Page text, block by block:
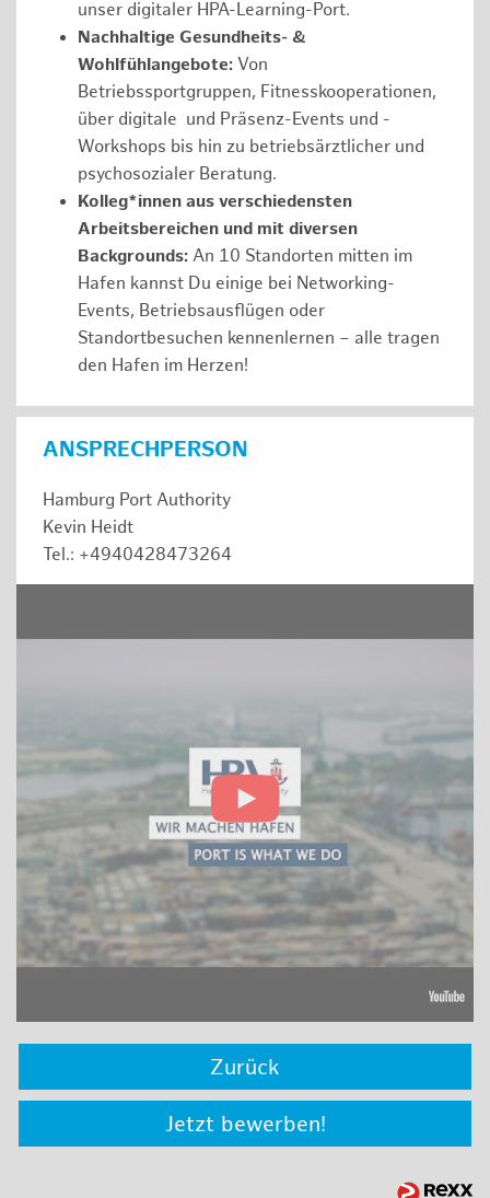
unser digitaler HPA-Learning-Port.
Nachhaltige Gesundheits- &
Wohlfühlangebote: Von
Betriebssportgruppen, Fitnesskooperationen,
über digitale und Präsenz-Events und -
Workshops bis hin zu betriebsärztlicher und
psychosozialer Beratung.
Kolleg*innen aus verschiedensten
Arbeitsbereichen und mit diversen
Backgrounds: An 10 Standorten mitten im
Hafen kannst Du einige bei Networking-
Events, Betriebsausflügen oder
Standortbesuchen kennenlernen – alle tragen
den Hafen im Herzen!
ANSPRECHPERSON
Hamburg Port Authority
Kevin Heidt
Tel.: +4940428473264
Zurück
Jetzt bewerben!